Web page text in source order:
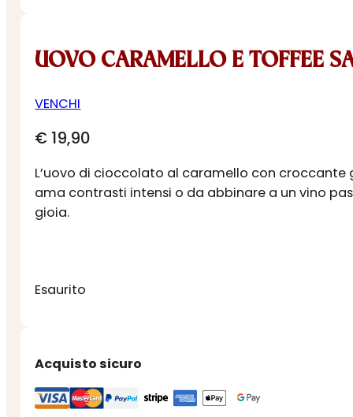
UOVO CARAMELLO E TOFFEE
VENCHI
€ 19,90
L’uovo di cioccolato al caramello con
ama contrasti intensi o da abbinare a un vino
gioia.
Esaurito
Acquisto sicuro